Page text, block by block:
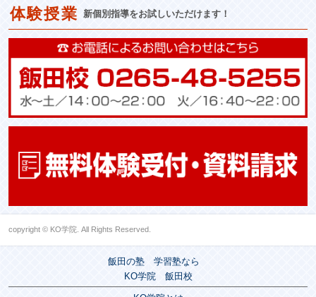
体験授業 新個別指導をお試しいただけます！
copyright © KO学院. All Rights Reserved.
飯田の塾 学習塾なら
KO学院 飯田校